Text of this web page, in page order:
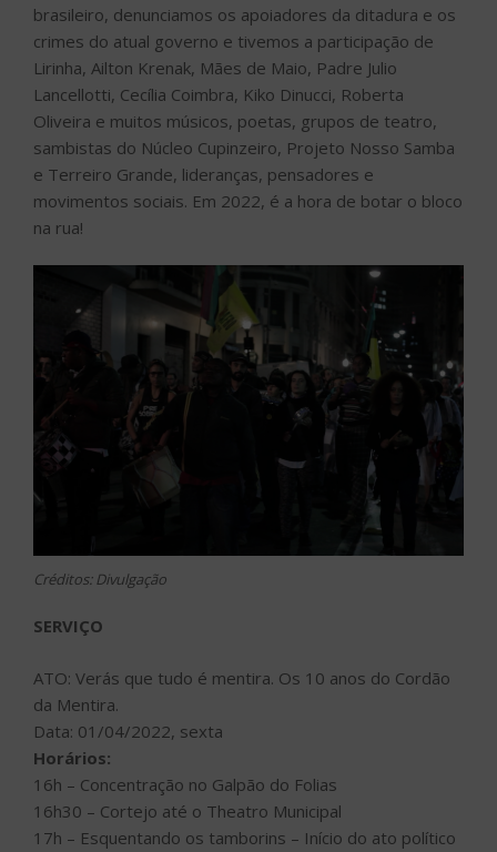
brasileiro, denunciamos os apoiadores da ditadura e os
crimes do atual governo e tivemos a participação de
Lirinha, Ailton Krenak, Mães de Maio, Padre Julio
Lancellotti, Cecília Coimbra, Kiko Dinucci, Roberta
Oliveira e muitos músicos, poetas, grupos de teatro,
sambistas do Núcleo Cupinzeiro, Projeto Nosso Samba
e Terreiro Grande, lideranças, pensadores e
movimentos sociais. Em 2022, é a hora de botar o bloco
na rua!
Créditos: Divulgação
SERVIÇO
ATO: Verás que tudo é mentira. Os 10 anos do Cordão
da Mentira.
Data: 01/04/2022, sexta
Horários:
16h – Concentração no Galpão do Folias
16h30 – Cortejo até o Theatro Municipal
17h – Esquentando os tamborins – Início do ato político